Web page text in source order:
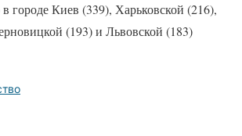
в городе Киев (339), Харьковской (216),
(193) и Львовской (183)